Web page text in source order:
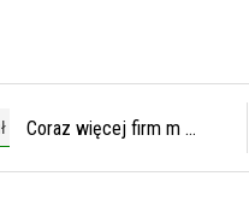
Coraz więcej firm m